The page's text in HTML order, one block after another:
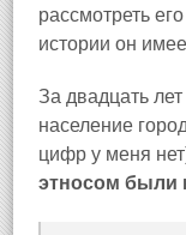
рассмотреть
истории он
За двадцать
население
цифр у меня
этносом были